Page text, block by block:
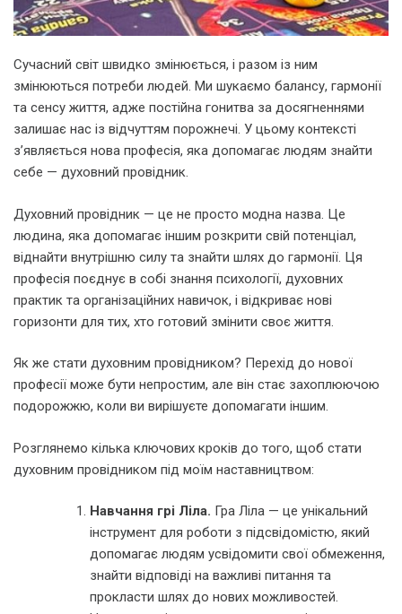
Сучасний світ швидко змінюється, і разом із ним
змінюються потреби людей. Ми шукаємо балансу, гармонії
та сенсу життя, адже постійна гонитва за досягненнями
залишає нас із відчуттям порожнечі. У цьому контексті
з’являється нова професія, яка допомагає людям знайти
себе — духовний провідник.
Духовний провідник — це не просто модна назва. Це
людина, яка допомагає іншим розкрити свій потенціал,
віднайти внутрішню силу та знайти шлях до гармонії. Ця
професія поєднує в собі знання психології, духовних
практик та організаційних навичок, і відкриває нові
горизонти для тих, хто готовий змінити своє життя.
Як же стати духовним провідником? Перехід до нової
професії може бути непростим, але він стає захоплюючою
подорожжю, коли ви вирішуєте допомагати іншим.
Розглянемо кілька ключових кроків до того, щоб стати
духовним провідником під моїм наставництвом:
Навчання грі Ліла. Гра Ліла — це унікальний
інструмент для роботи з підсвідомістю, який
допомагає людям усвідомити свої обмеження,
знайти відповіді на важливі питання та
прокласти шлях до нових можливостей.